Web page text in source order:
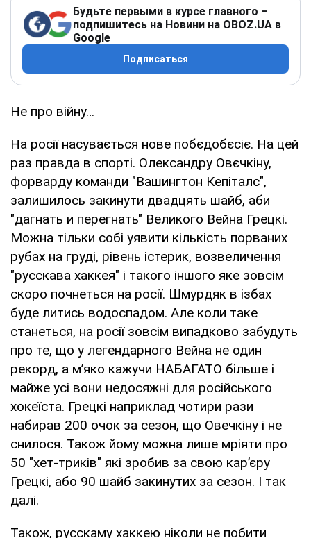
Будьте первыми в курсе главного –
подпишитесь на Новини на OBOZ.UA в
Google
Подписаться
Не про війну…
На росії насувається нове побєдобєсіє. На цей
раз правда в спорті. Олександру Овєчкіну,
форварду команди "Вашингтон Кепіталс",
залишилось закинути двадцять шайб, аби
"дагнать и перегнать" Великого Вейна Грецкі.
Можна тільки собі уявити кількість порваних
рубах на груді, рівень істерик, возвеличення
"русскава хаккея" і такого іншого яке зовсім
скоро почнеться на росії. Шмурдяк в ізбах
буде литись водоспадом. Але коли таке
станеться, на росії зовсім випадково забудуть
про те, що у легендарного Вейна не один
рекорд, а мʼяко кажучи НАБАГАТО більше і
майже усі вони недосяжні для російського
хокеїста. Грецкі наприклад чотири рази
набирав 200 очок за сезон, що Овечкіну і не
снилося. Також йому можна лише мріяти про
50 "хет-триків" які зробив за свою карʼєру
Грецкі, або 90 шайб закинутих за сезон. І так
далі.
Також, русскаму хаккею ніколи не побити